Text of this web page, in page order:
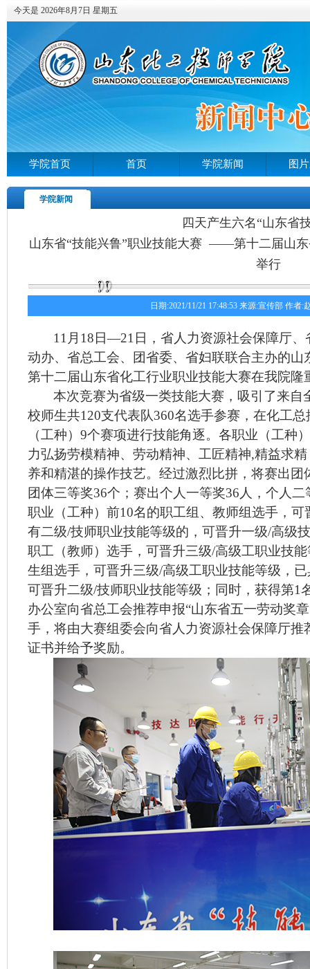
今天是 2026年8月7日 星期五
学院首页 首页 学院新闻 图
学院新闻
四天产生六名“山东省
山东省“技能兴鲁”职业技能大赛 ——第十二届山
举行
日期:2021/11/21 17:48:53 来源:宣传部 作者:
11月18日—21日，省人力资源社会保障厅
动办、省总工会、团省委、省妇联联合主办的
第十二届山东省化工行业职业技能大赛在我院隆
本次竞赛为省级一类技能大赛，吸引了来
校师生共120支代表队360名选手参赛，在化工
（工种）9个赛项进行技能角逐。各职业（工种
力弘扬劳模精神、劳动精神、工匠精神,精益求
养和精湛的操作技艺。经过激烈比拼，将赛出
团体三等奖36个；赛出个人一等奖36人，个人
职业（工种）前10名的职工组、教师组选手，
有二级/技师职业技能等级的，可晋升一级/高级
职工（教师）选手，可晋升三级/高级工职业技
生组选手，可晋升三级/高级工职业技能等级，
可晋升二级/技师职业技能等级；同时，获得第1
办公室向省总工会推荐申报“山东省五一劳动奖
手，将由大赛组委会向省人力资源社会保障厅推
证书并给予奖励。